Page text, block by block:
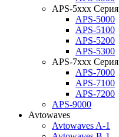
APS-5xxx Серия
APS-5000
APS-5100
APS-5200
APS-5300
APS-7xxx Серия
APS-7000
APS-7100
APS-7200
APS-9000
Avtowaves
Avtowaves A-1